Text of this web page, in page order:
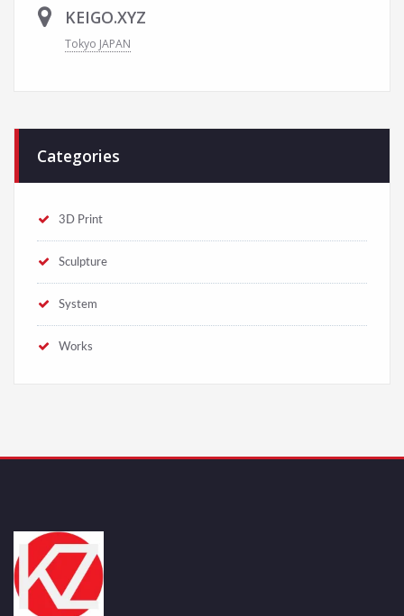
KEIGO.XYZ
Tokyo JAPAN
Categories
3D Print
Sculpture
System
Works